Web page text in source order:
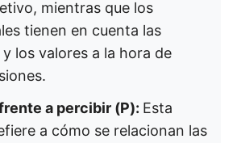
mientras que los
tienen en cuenta las
los valores a la hora de
a percibir (P): Esta
a cómo se relacionan las